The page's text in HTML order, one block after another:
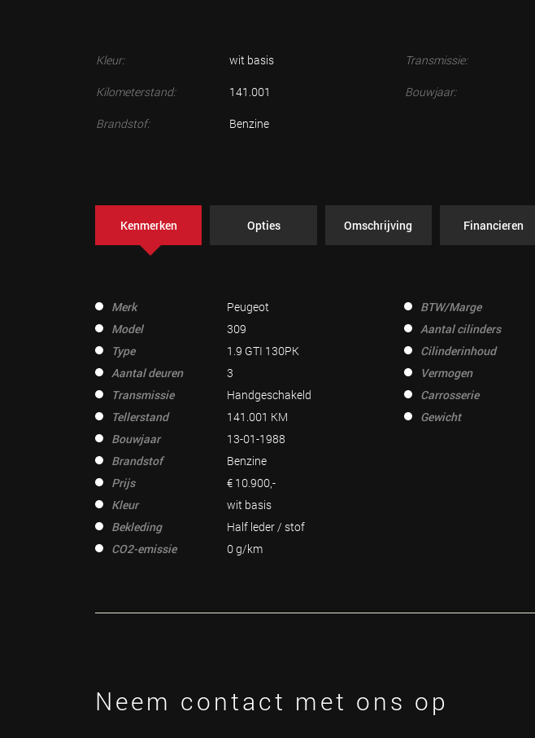
Kleur: wit basis
Kilometerstand: 141.001
Brandstof: Benzine
Transmissie:
Bouwjaar:
Kenmerken Opties Omschrijving Financieren
Merk
Peugeot
Model
309
Type
1.9 GTI 130PK
Aantal deuren
3
Transmissie
Handgeschakeld
Tellerstand
141.001 KM
Bouwjaar
13-01-1988
Brandstof
Benzine
Prijs
€ 10.900,-
Kleur
wit basis
Bekleding
Half leder / stof
CO2-emissie
0 g/km
BTW/Marge
Aantal cilinders
Cilinderinhoud
Vermogen
Carrosserie
Gewicht
Neem contact met ons op